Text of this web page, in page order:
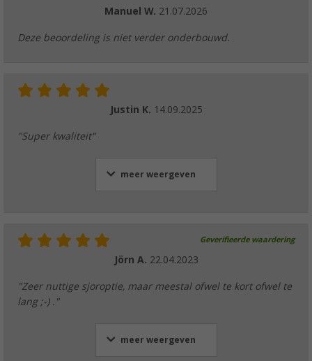
Manuel W. 21.07.2026
Deze beoordeling is niet verder onderbouwd.
Justin K. 14.09.2025
"Super kwaliteit"
meer weergeven
Geverifieerde waardering
Jörn A. 22.04.2023
"Zeer nuttige sjoroptie, maar meestal ofwel te kort ofwel te
lang ;-) ."
meer weergeven